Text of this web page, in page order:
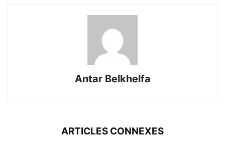
Antar Belkhelfa
ARTICLES CONNEXES